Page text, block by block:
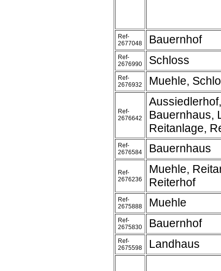
Ref-
2677048
Bauernhof
Ref-
2676990
Schloss
Ref-
2676932
Muehle,
Ref-
2676642
Aussiedlerhof,
Bauernhaus,
Reitanlage,
Ref-
2676584
Bauernhaus
Ref-
2676236
Muehle,
Reiterhof
Ref-
2675888
Muehle
Ref-
2675830
Bauernhof
Ref-
2675598
Landhaus